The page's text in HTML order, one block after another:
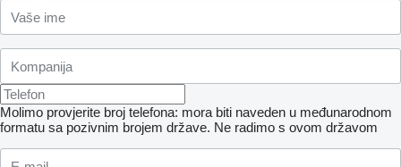
Molimo provjerite broj telefona: mora biti naveden u međunarodnom
formatu sa pozivnim brojem države. Ne radimo s ovom državom